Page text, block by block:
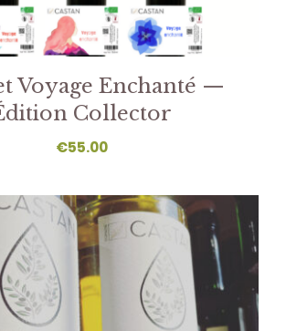
Voyage Enchanté —
Collector
€55.00